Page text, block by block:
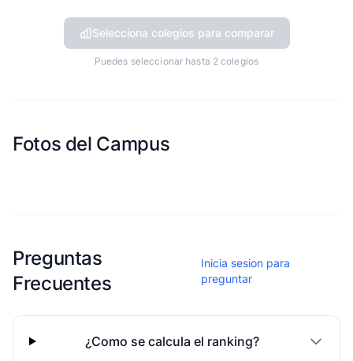
Selecciona colegios para comparar
Puedes seleccionar hasta 2 colegios
Fotos del Campus
Preguntas
Frecuentes
Inicia sesion para
preguntar
¿Como se calcula el ranking?